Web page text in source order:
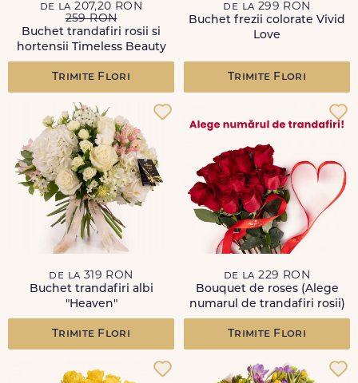
de la 207,20 RON
259 RON
Buchet trandafiri rosii si
hortensii Timeless Beauty
Trimite Flori
de la 299 RON
Buchet frezii colorate Vivid
Love
Trimite Flori
de la 319 RON
Buchet trandafiri albi
"Heaven"
Trimite Flori
de la 229 RON
Bouquet de roses (Alege
numarul de trandafiri rosii)
Trimite Flori